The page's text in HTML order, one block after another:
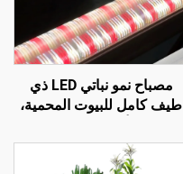
مصباح نمو نباتي LED ذي
طيف كامل للبيوت المحمية،
SMD 2835 في القاعدة لتوزيع
الضوء بين النباتات وللزراعة